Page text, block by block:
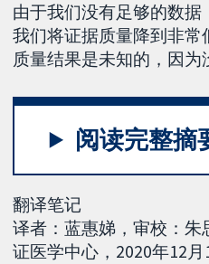
由于我们没有足够的数据
我们将证据质量降到非
质量结果是未知的，因为
阅读完整摘
翻译笔记
译者：蓝惠娣，审校：
证医学中心，2020年12月